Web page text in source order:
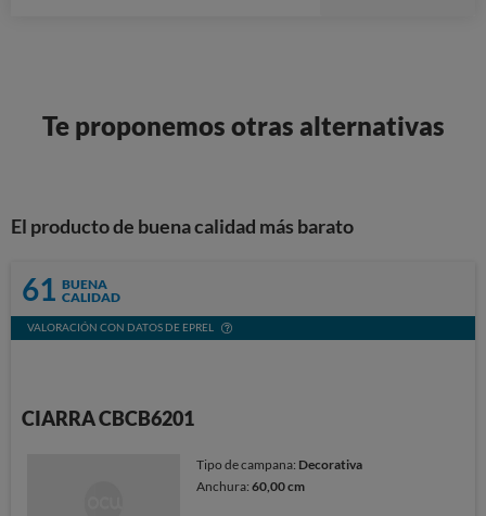
Te proponemos otras alternativas
El producto de buena calidad más barato
61 BUENA
CALIDAD
VALORACIÓN CON DATOS DE EPREL
CIARRA CBCB6201
Tipo de campana: Decorativa
Anchura:60,00 cm